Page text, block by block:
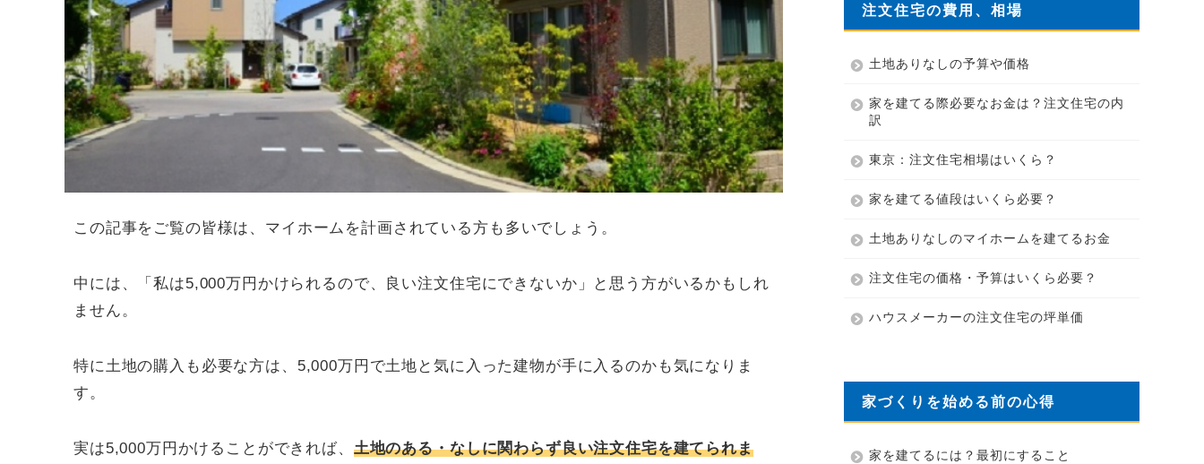
この記事をご覧の皆様は、マイホームを計画されている方も多いでしょう。
中には、「私は5,000万円かけられるので、良い注文住宅にできないか」と思う方がいるかもしれ
ません。
特に土地の購入も必要な方は、5,000万円で土地と気に入った建物が手に入るのかも気になりま
す。
実は5,000万円かけることができれば、 土地のある・なしに関わらず良い注文住宅を建てられま
注文住宅の費用、相場
土地ありなしの予算や価格
家を建てる際必要なお金は？注文住宅の内
訳
東京：注文住宅相場はいくら？
家を建てる値段はいくら必要？
土地ありなしのマイホームを建てるお金
注文住宅の価格・予算はいくら必要？
ハウスメーカーの注文住宅の坪単価
家づくりを始める前の心得
家を建てるには？最初にすること